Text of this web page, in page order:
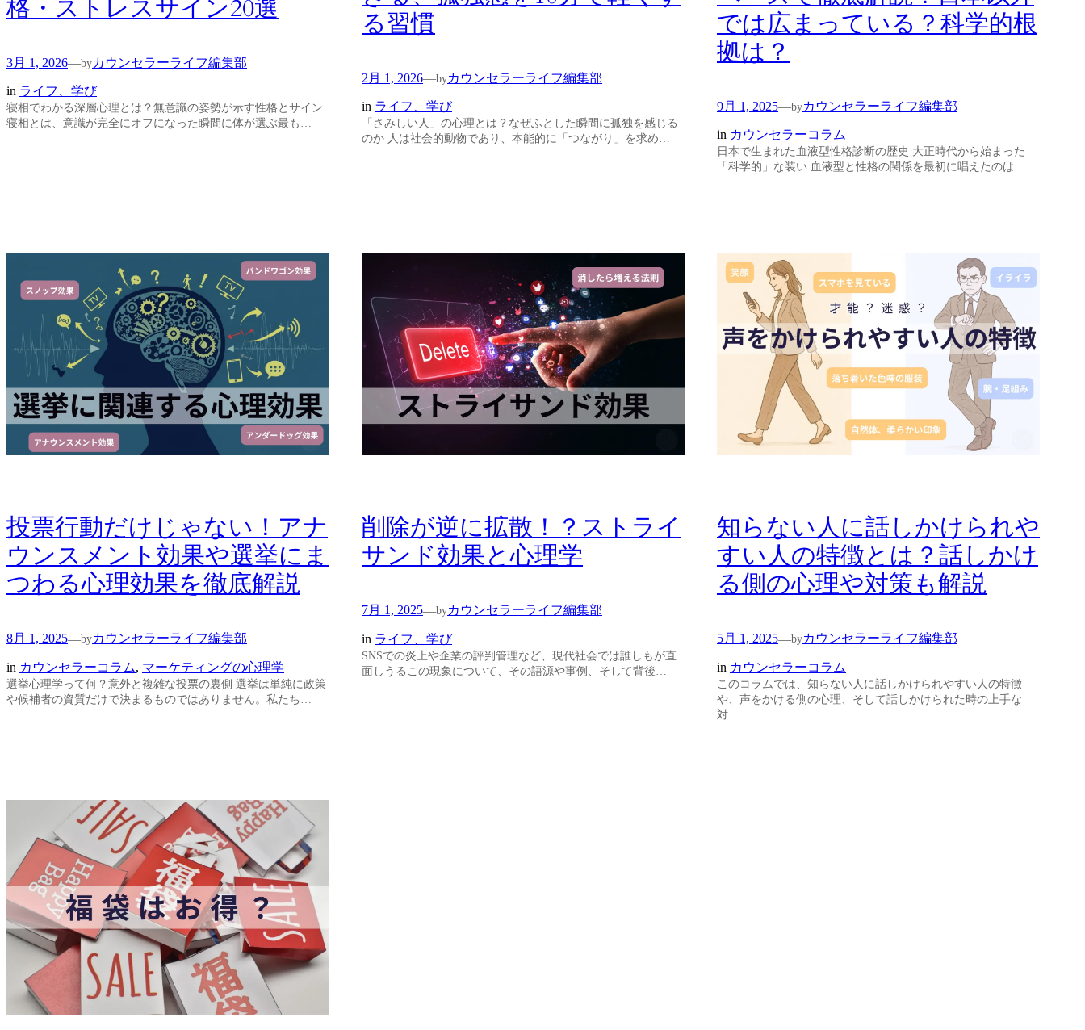
格・ストレスサイン20選
3月 1, 2026—byカウンセラーライフ編集部
in ライフ、学び
寝相でわかる深層心理とは？無意識の姿勢が示す性格とサイン
寝相とは、意識が完全にオフになった瞬間に体が選ぶ最も…
る習慣
2月 1, 2026—byカウンセラーライフ編集部
in ライフ、学び
「さみしい人」の心理とは？なぜふとした瞬間に孤独を感じる
のか 人は社会的動物であり、本能的に「つながり」を求め…
では広まっている？科学的根
拠は？
9月 1, 2025—byカウンセラーライフ編集部
in カウンセラーコラム
日本で生まれた血液型性格診断の歴史 大正時代から始まった
「科学的」な装い 血液型と性格の関係を最初に唱えたのは…
投票行動だけじゃない！アナ
ウンスメント効果や選挙にま
つわる心理効果を徹底解説
8月 1, 2025—byカウンセラーライフ編集部
in カウンセラーコラム, マーケティングの心理学
選挙心理学って何？意外と複雑な投票の裏側 選挙は単純に政策
や候補者の資質だけで決まるものではありません。私たち…
削除が逆に拡散！？ストライ
サンド効果と心理学
7月 1, 2025—byカウンセラーライフ編集部
in ライフ、学び
SNSでの炎上や企業の評判管理など、現代社会では誰しもが直
面しうるこの現象について、その語源や事例、そして背後…
知らない人に話しかけられや
すい人の特徴とは？話しかけ
る側の心理や対策も解説
5月 1, 2025—byカウンセラーライフ編集部
in カウンセラーコラム
このコラムでは、知らない人に話しかけられやすい人の特徴
や、声をかける側の心理、そして話しかけられた時の上手な
対…